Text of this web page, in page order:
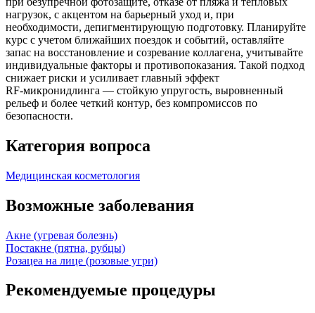
нагрузок, с акцентом на барьерный уход и, при
необходимости, депигментирующую подготовку. Планируйте
курс с учетом ближайших поездок и событий, оставляйте
запас на восстановление и созревание коллагена, учитывайте
индивидуальные факторы и противопоказания. Такой подход
снижает риски и усиливает главный эффект
RF‑микронидлинга — стойкую упругость, выровненный
рельеф и более четкий контур, без компромиссов по
безопасности.
Категория вопроса
Медицинская косметология
Возможные заболевания
Акне (угревая болезнь)
Постакне (пятна, рубцы)
Розацеа на лице (розовые угри)
Рекомендуемые процедуры